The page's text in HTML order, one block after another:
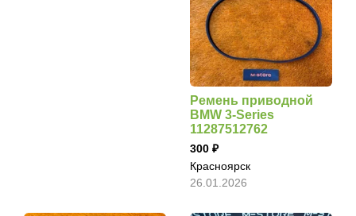
Ремень приводной
BMW 3-Series
11287512762
300
Красноярск
26.01.2026